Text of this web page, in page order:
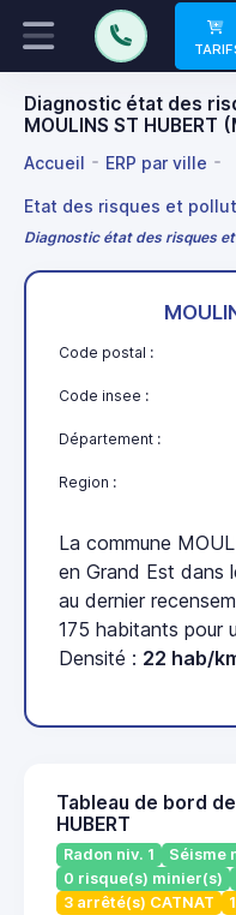
Diagnostic état des
MOULINS ST HUBERT
Accueil ERP par ville
Etat des risques et
Diagnostic état des risques et
Code postal :
Code insee :
Département :
Region :
La commune
en Grand Est dans
au dernier
175 habitants pour
Densité : 22 hab/
Tableau de bord
HUBERT
Radon niv. 1 Séisme
0 risque(s) minier(s)
3 arrêté(s) CATNAT